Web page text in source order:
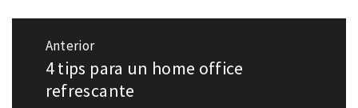
Navegación
entradas
Anterior
Entrada
anterior:
4 tips para un home office
refrescante